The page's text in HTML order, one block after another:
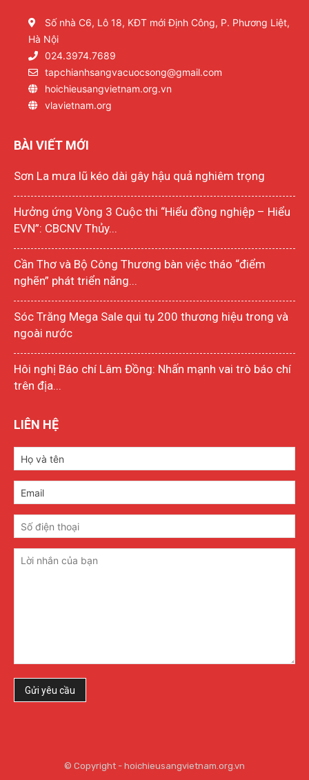
Số nhà C6, Lô 18, KĐT mới Định Công, P. Phương Liệt,
Hà Nội
024.3974.7689
tapchianhsangvacuocsong@gmail.com
hoichieusangvietnam.org.vn
vlavietnam.org
BÀI VIẾT MỚI
Sơn La mưa lũ kéo dài gây hậu quả nghiêm trọng
Hưởng ứng Vòng 3 Cuộc thi “Hiểu đồng nghiệp – Hiểu
EVN”: CBCNV Thủy...
Cần Thơ và Bộ Công Thương bàn việc tháo “điểm
nghẽn” phát triển năng...
Sóc Trăng Mega Sale qui tụ 200 thương hiệu trong và
ngoài nước
Hôi nghị Báo chí Lâm Đồng: Nhấn mạnh vai trò báo chí
trên địa...
LIÊN HỆ
© Copyright - hoichieusangvietnam.org.vn